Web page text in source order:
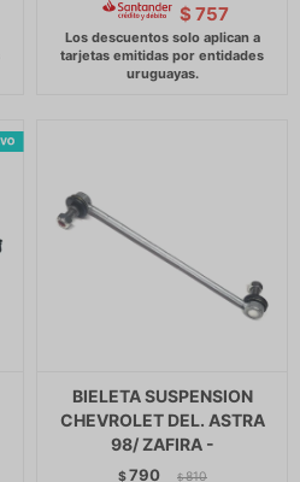
$ 757
BIELETA SUSPENSION
CHEVROLET DEL. ASTRA
98/ ZAFIRA -
$790 $ 810